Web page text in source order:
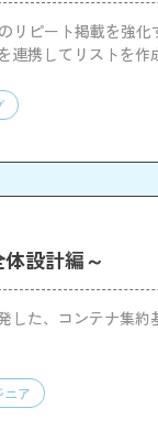
リピート掲載を強
連携してリストを作
設計編～
した、コンテナ集約
ニア